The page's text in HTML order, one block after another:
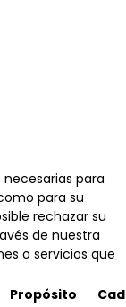
para
para su
rechazar su
de nuestra
o servicios que
Propósito